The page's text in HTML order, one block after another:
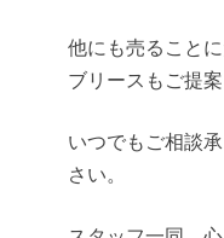
他にも売ること
ブリースもご提案
いつでもご相談
さい。